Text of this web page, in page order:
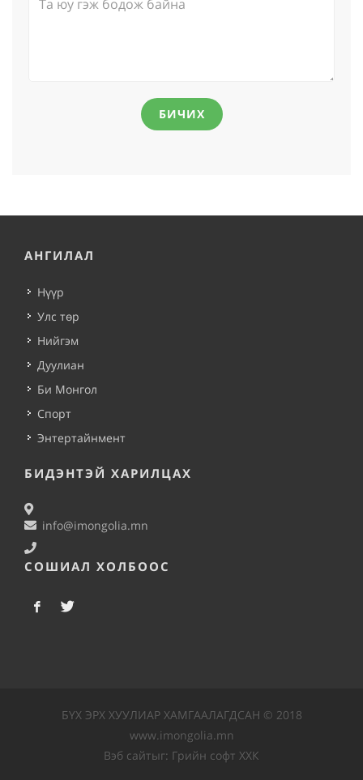
БИЧИХ
АНГИЛАЛ
Нүүр
Улс төр
Нийгэм
Дуулиан
Би Монгол
Спорт
Энтертайнмент
БИДЭНТЭЙ ХАРИЛЦАХ
info@imongolia.mn
СОШИАЛ ХОЛБООС
БҮХ ЭРХ ХУУЛИАР ХАМГААЛАГДСАН © 2018
www.imongolia.mn
Вэб сайтыг: Грийн софт ХХК